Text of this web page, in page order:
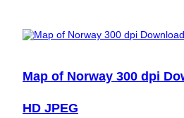
Map of Norway 300 dpi
HD JPEG